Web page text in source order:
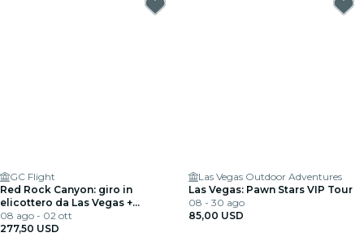
GC Flight
Red Rock Canyon: giro in
elicottero da Las Vegas +
atterraggio privato
08 ago - 02 ott
277,50 USD
Las Vegas Outdoor Adventures
Las Vegas: Pawn Stars VIP Tour
08 - 30 ago
85,00 USD